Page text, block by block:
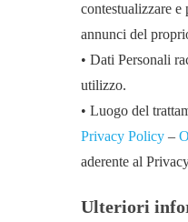
contestualizzare e
annunci del
• Dati Personali
utilizzo.
• Luogo del
Privacy Policy –
aderente al
Ulteriori